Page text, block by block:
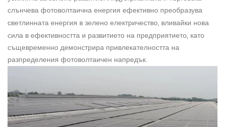
слънчева фотоволтаична енергия ефективно преобразува
светлиннатаенергия в зелено електричество, вливайки нова
сила в ефективността и развитието на предприятието, като
същевременно демонстрира привлекателността на
разпределения фотоволтаичен напредък.